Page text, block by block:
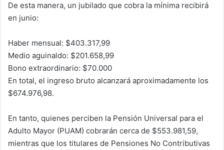
De esta manera, un jubilado que cobra la mínima recibirá
en junio:
Haber mensual: $403.317,99
Medio aguinaldo: $201.658,99
Bono extraordinario: $70.000
En total, el ingreso bruto alcanzará aproximadamente los
$674.976,98.
En tanto, quienes perciben la Pensión Universal para el
Adulto Mayor (PUAM) cobrarán cerca de $553.981,59,
mientras que los titulares de Pensiones No Contributivas